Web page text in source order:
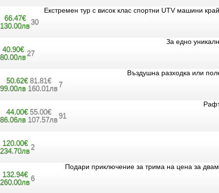
Екстремен тур с висок клас спортни UTV машини
66.47€
130.00лв30
За едно
40.90€
80.00лв27
Въздушна разходка или
50.62€ 81.81€
99.00лв 160.01лв7
44.00€ 55.00€
86.06лв 107.57лв91
120.00€
234.70лв2
Подари приключение за трима на цена за
132.94€
260.00лв6